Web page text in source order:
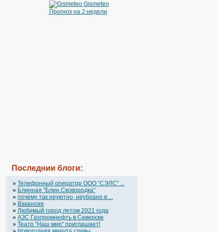
Gismeteo
Прогноз на 2 недели
Последнии блоги:
» Телефонный оператор OOO “СЭЛС” ...
» Блинная "Блин.Сковородка"
» почему так неуютно, неубрано в ...
» Вакансия
» Любимый город летом 2021 года
» АЗС Газпромнефть в Северске
» Театр "Наш мир" приглашает!